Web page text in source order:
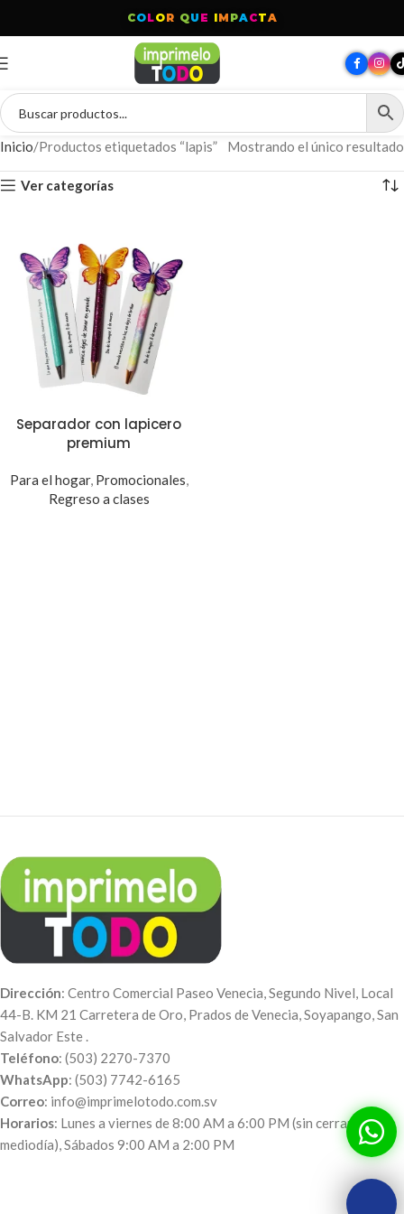
COLOR QU E IM PACTA
Inicio Productos etiquetados “lapis” Mostrando el único resultado
Ver categorías
Separador con lapicero
premium
Para el hogar, Promocionales,
Regreso a clases
Dirección: Centro Comercial Paseo Venecia, Segundo Nivel, Local
44-B. KM 21 Carretera de Oro, Prados de Venecia, Soyapango, San
Salvador Este .
Teléfono: (503) 2270-7370
WhatsApp: (503) 7742-6165
Correo: info@imprimelotodo.com.sv
Horarios: Lunes a viernes de 8:00 AM a 6:00 PM (sin cerrar al
mediodía), Sábados 9:00 AM a 2:00 PM